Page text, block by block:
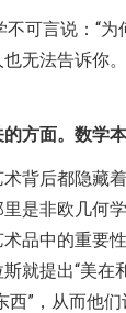
不可言说：“
无法告诉你
方面。数学
背后都隐藏
是非欧几何
品中的重要
就提出“美在
西”，从而他